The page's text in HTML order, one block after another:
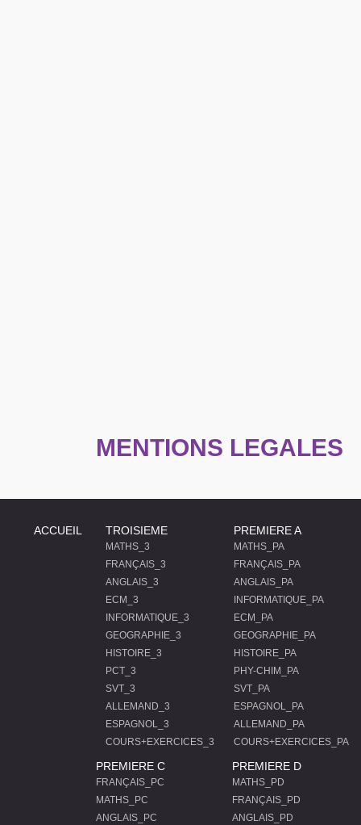
MENTIONS LEGALES
ACCUEIL TROISIEME
MATHS_3
FRANÇAIS_3
ANGLAIS_3
ECM_3
INFORMATIQUE_3
GEOGRAPHIE_3
HISTOIRE_3
PCT_3
SVT_3
ALLEMAND_3
ESPAGNOL_3
COURS+EXERCICES_3
PREMIERE A
MATHS_PA
FRANÇAIS_PA
ANGLAIS_PA
INFORMATIQUE_PA
ECM_PA
GEOGRAPHIE_PA
HISTOIRE_PA
PHY-CHIM_PA
SVT_PA
ESPAGNOL_PA
ALLEMAND_PA
COURS+EXERCICES_PA
PREMIERE C
FRANÇAIS_PC
MATHS_PC
ANGLAIS_PC
PREMIERE D
MATHS_PD
FRANÇAIS_PD
ANGLAIS_PD